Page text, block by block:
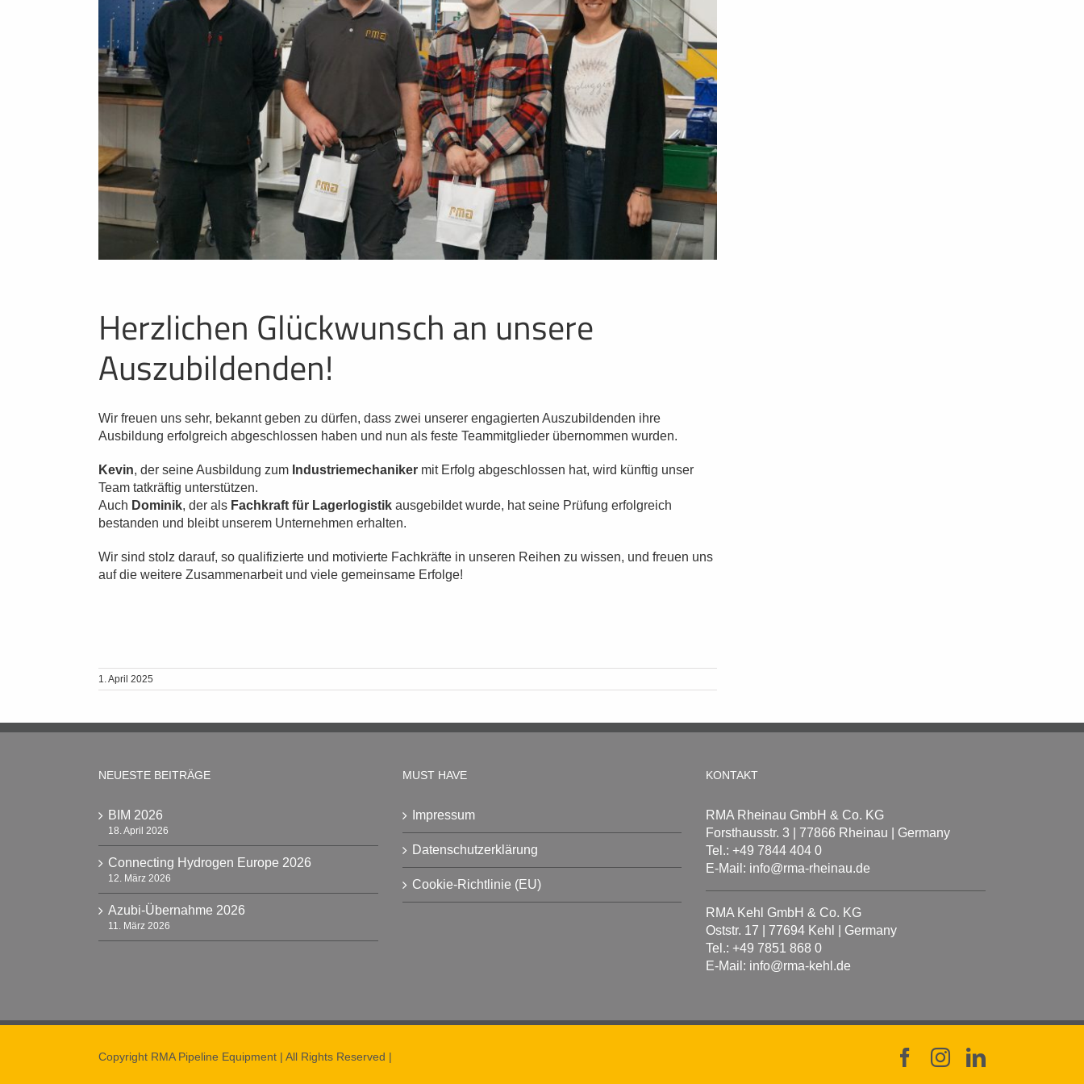
Herzlichen Glückwunsch an unsere
Auszubildenden!
Wir freuen uns sehr, bekannt geben zu dürfen, dass zwei unserer engagierten Auszubildenden ihre
Ausbildung erfolgreich abgeschlossen haben und nun als feste Teammitglieder übernommen wurden.
Kevin, der seine Ausbildung zum Industriemechanikermit Erfolg abgeschlossen hat, wird künftig unser
Team tatkräftig unterstützen.
Auch Dominik, der als Fachkraft für Lagerlogistikausgebildet wurde, hat seine Prüfung erfolgreich
bestanden und bleibt unserem Unternehmen erhalten.
Wir sind stolz darauf, so qualifizierte und motivierte Fachkräfte in unseren Reihen zu wissen, und freuen uns
auf die weitere Zusammenarbeit und viele gemeinsame Erfolge!
1. April 2025
NEUESTE BEITRÄGE
BIM 2026
18. April 2026
Connecting Hydrogen Europe 2026
12. März 2026
Azubi-Übernahme 2026
11. März 2026
MUST HAVE
Impressum
Datenschutzerklärung
Cookie-Richtlinie (EU)
KONTAKT
RMA Rheinau GmbH & Co. KG
Forsthausstr. 3 | 77866 Rheinau | Germany
Tel.: +49 7844 404 0
E-Mail: info@rma-rheinau.de
RMA Kehl GmbH & Co. KG
Oststr. 17 | 77694 Kehl | Germany
Tel.: +49 7851 868 0
E-Mail: info@rma-kehl.de
Copyright RMA Pipeline Equipment | All Rights Reserved | Facebook
Instagram
LinkedIn